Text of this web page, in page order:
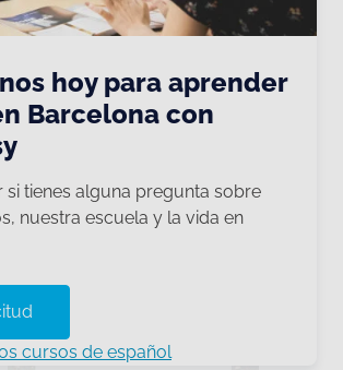
hoy para aprender
Barcelona con
si tienes alguna pregunta sobre
nuestra escuela y la vida en
cursos de español